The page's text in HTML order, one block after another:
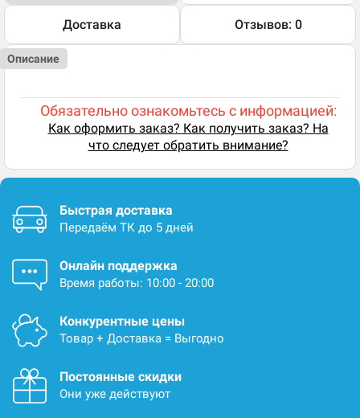
Доставка Отзывов: 0
Описание
Обязательно ознакомьтесь с информацией:
Как оформить заказ? Как получить заказ? На
что следует обратить внимание?
Быстрая доставка
Передаём ТК до 5 дней
Онлайн поддержка
Время работы: 10:00 - 20:00
Конкурентные цены
Товар + Доставка = Выгодно
Постоянные скидки
Они уже действуют